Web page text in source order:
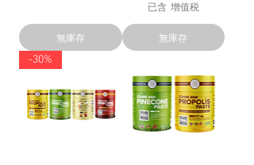
無庫存
已含 增值税
無庫存
-30%